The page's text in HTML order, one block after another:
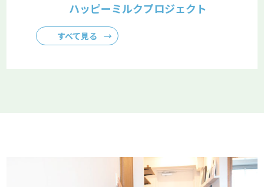
ハッピーミルクプロジェクト
すべて見る →